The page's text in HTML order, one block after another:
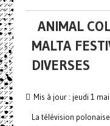
ANIMAL
MALTA
DIVERSES
Mis à jour : jeudi 1
La télévision